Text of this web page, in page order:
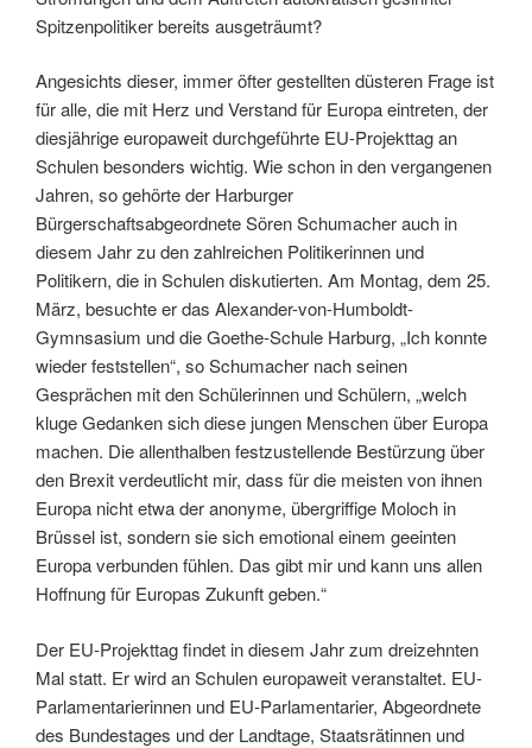
Spitzenpolitiker bereits ausgeträumt?
Angesichts dieser, immer öfter gestellten düsteren Frage ist
für alle, die mit Herz und Verstand für Europa eintreten, der
diesjährige europaweit durchgeführte EU-Projekttag an
Schulen besonders wichtig. Wie schon in den vergangenen
Jahren, so gehörte der Harburger
Bürgerschaftsabgeordnete Sören Schumacher auch in
diesem Jahr zu den zahlreichen Politikerinnen und
Politikern, die in Schulen diskutierten. Am Montag, dem 25.
März, besuchte er das Alexander-von-Humboldt-
Gymnsasium und die Goethe-Schule Harburg, „Ich konnte
wieder feststellen“, so Schumacher nach seinen
Gesprächen mit den Schülerinnen und Schülern, „welch
kluge Gedanken sich diese jungen Menschen über Europa
machen. Die allenthalben festzustellende Bestürzung über
den Brexit verdeutlicht mir, dass für die meisten von ihnen
Europa nicht etwa der anonyme, übergriffige Moloch in
Brüssel ist, sondern sie sich emotional einem geeinten
Europa verbunden fühlen. Das gibt mir und kann uns allen
Hoffnung für Europas Zukunft geben.“
Der EU-Projekttag findet in diesem Jahr zum dreizehnten
Mal statt. Er wird an Schulen europaweit veranstaltet. EU-
Parlamentarierinnen und EU-Parlamentarier, Abgeordnete
des Bundestages und der Landtage, Staatsrätinnen und